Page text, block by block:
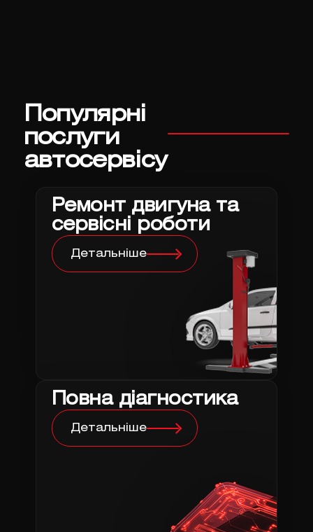
Популярні
послуги
автосервісу
Ремонт двигуна та
сервісні роботи
Детальніше
Повна діагностика
Детальніше